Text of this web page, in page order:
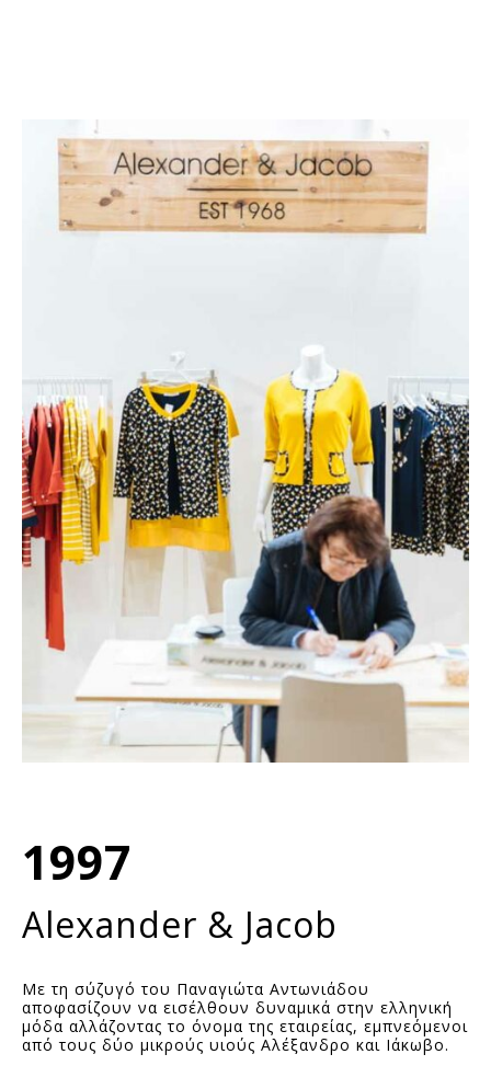
1997
Alexander & Jacob
Με τη σύζυγό του Παναγιώτα Αντωνιάδου
αποφασίζουν να εισέλθουν δυναμικά στην ελληνική
μόδα αλλάζοντας το όνομα της εταιρείας, εμπνεόμενοι
από τους δύο μικρούς υιούς Αλέξανδρο και Ιάκωβο.